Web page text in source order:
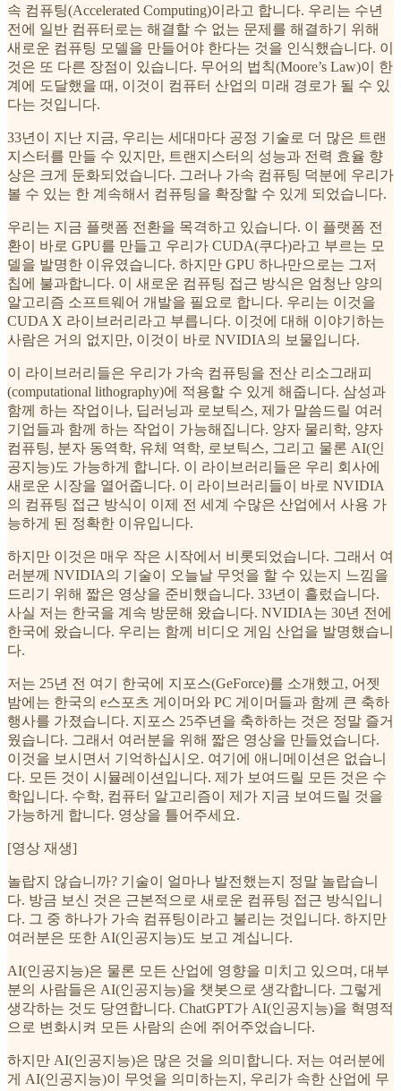
속 컴퓨팅(Accelerated Computing)이라고 합니다. 우리는 수년
전에 일반 컴퓨터로는 해결할 수 없는 문제를 해결하기 위해
새로운 컴퓨팅 모델을 만들어야 한다는 것을 인식했습니다. 이
것은 또 다른 장점이 있습니다. 무어의 법칙(Moore’s Law)이 한
계에 도달했을 때, 이것이 컴퓨터 산업의 미래 경로가 될 수 있
다는 것입니다.
33년이 지난 지금, 우리는 세대마다 공정 기술로 더 많은 트랜
지스터를 만들 수 있지만, 트랜지스터의 성능과 전력 효율 향
상은 크게 둔화되었습니다. 그러나 가속 컴퓨팅 덕분에 우리가
볼 수 있는 한 계속해서 컴퓨팅을 확장할 수 있게 되었습니다.
우리는 지금 플랫폼 전환을 목격하고 있습니다. 이 플랫폼 전
환이 바로 GPU를 만들고 우리가 CUDA(쿠다)라고 부르는 모
델을 발명한 이유였습니다. 하지만 GPU 하나만으로는 그저
칩에 불과합니다. 이 새로운 컴퓨팅 접근 방식은 엄청난 양의
알고리즘 소프트웨어 개발을 필요로 합니다. 우리는 이것을
CUDA X 라이브러리라고 부릅니다. 이것에 대해 이야기하는
사람은 거의 없지만, 이것이 바로 NVIDIA의 보물입니다.
이 라이브러리들은 우리가 가속 컴퓨팅을 전산 리소그래피
(computational lithography)에 적용할 수 있게 해줍니다. 삼성과
함께 하는 작업이나, 딥러닝과 로보틱스, 제가 말씀드릴 여러
기업들과 함께 하는 작업이 가능해집니다. 양자 물리학, 양자
컴퓨팅, 분자 동역학, 유체 역학, 로보틱스, 그리고 물론 AI(인
공지능)도 가능하게 합니다. 이 라이브러리들은 우리 회사에
새로운 시장을 열어줍니다. 이 라이브러리들이 바로 NVIDIA
의 컴퓨팅 접근 방식이 이제 전 세계 수많은 산업에서 사용 가
능하게 된 정확한 이유입니다.
하지만 이것은 매우 작은 시작에서 비롯되었습니다. 그래서 여
러분께 NVIDIA의 기술이 오늘날 무엇을 할 수 있는지 느낌을
드리기 위해 짧은 영상을 준비했습니다. 33년이 흘렀습니다.
사실 저는 한국을 계속 방문해 왔습니다. NVIDIA는 30년 전에
한국에 왔습니다. 우리는 함께 비디오 게임 산업을 발명했습니
다.
저는 25년 전 여기 한국에 지포스(GeForce)를 소개했고, 어젯
밤에는 한국의 e스포츠 게이머와 PC 게이머들과 함께 큰 축하
행사를 가졌습니다. 지포스 25주년을 축하하는 것은 정말 즐거
웠습니다. 그래서 여러분을 위해 짧은 영상을 만들었습니다.
이것을 보시면서 기억하십시오. 여기에 애니메이션은 없습니
다. 모든 것이 시뮬레이션입니다. 제가 보여드릴 모든 것은 수
학입니다. 수학, 컴퓨터 알고리즘이 제가 지금 보여드릴 것을
가능하게 합니다. 영상을 틀어주세요.
[영상 재생]
놀랍지 않습니까? 기술이 얼마나 발전했는지 정말 놀랍습니
다. 방금 보신 것은 근본적으로 새로운 컴퓨팅 접근 방식입니
다. 그 중 하나가 가속 컴퓨팅이라고 불리는 것입니다. 하지만
여러분은 또한 AI(인공지능)도 보고 계십니다.
AI(인공지능)은 물론 모든 산업에 영향을 미치고 있으며, 대부
분의 사람들은 AI(인공지능)을 챗봇으로 생각합니다. 그렇게
생각하는 것도 당연합니다. ChatGPT가 AI(인공지능)을 혁명적
으로 변화시켜 모든 사람의 손에 쥐어주었습니다.
하지만 AI(인공지능)은 많은 것을 의미합니다. 저는 여러분에
게 AI(인공지능)이 무엇을 의미하는지, 우리가 속한 산업에 무